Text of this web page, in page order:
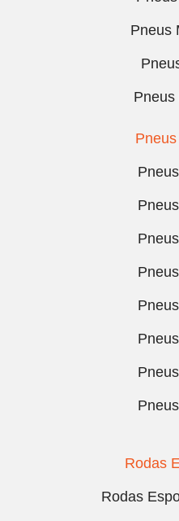
Pneus
Pneus
Rodas
Rodas